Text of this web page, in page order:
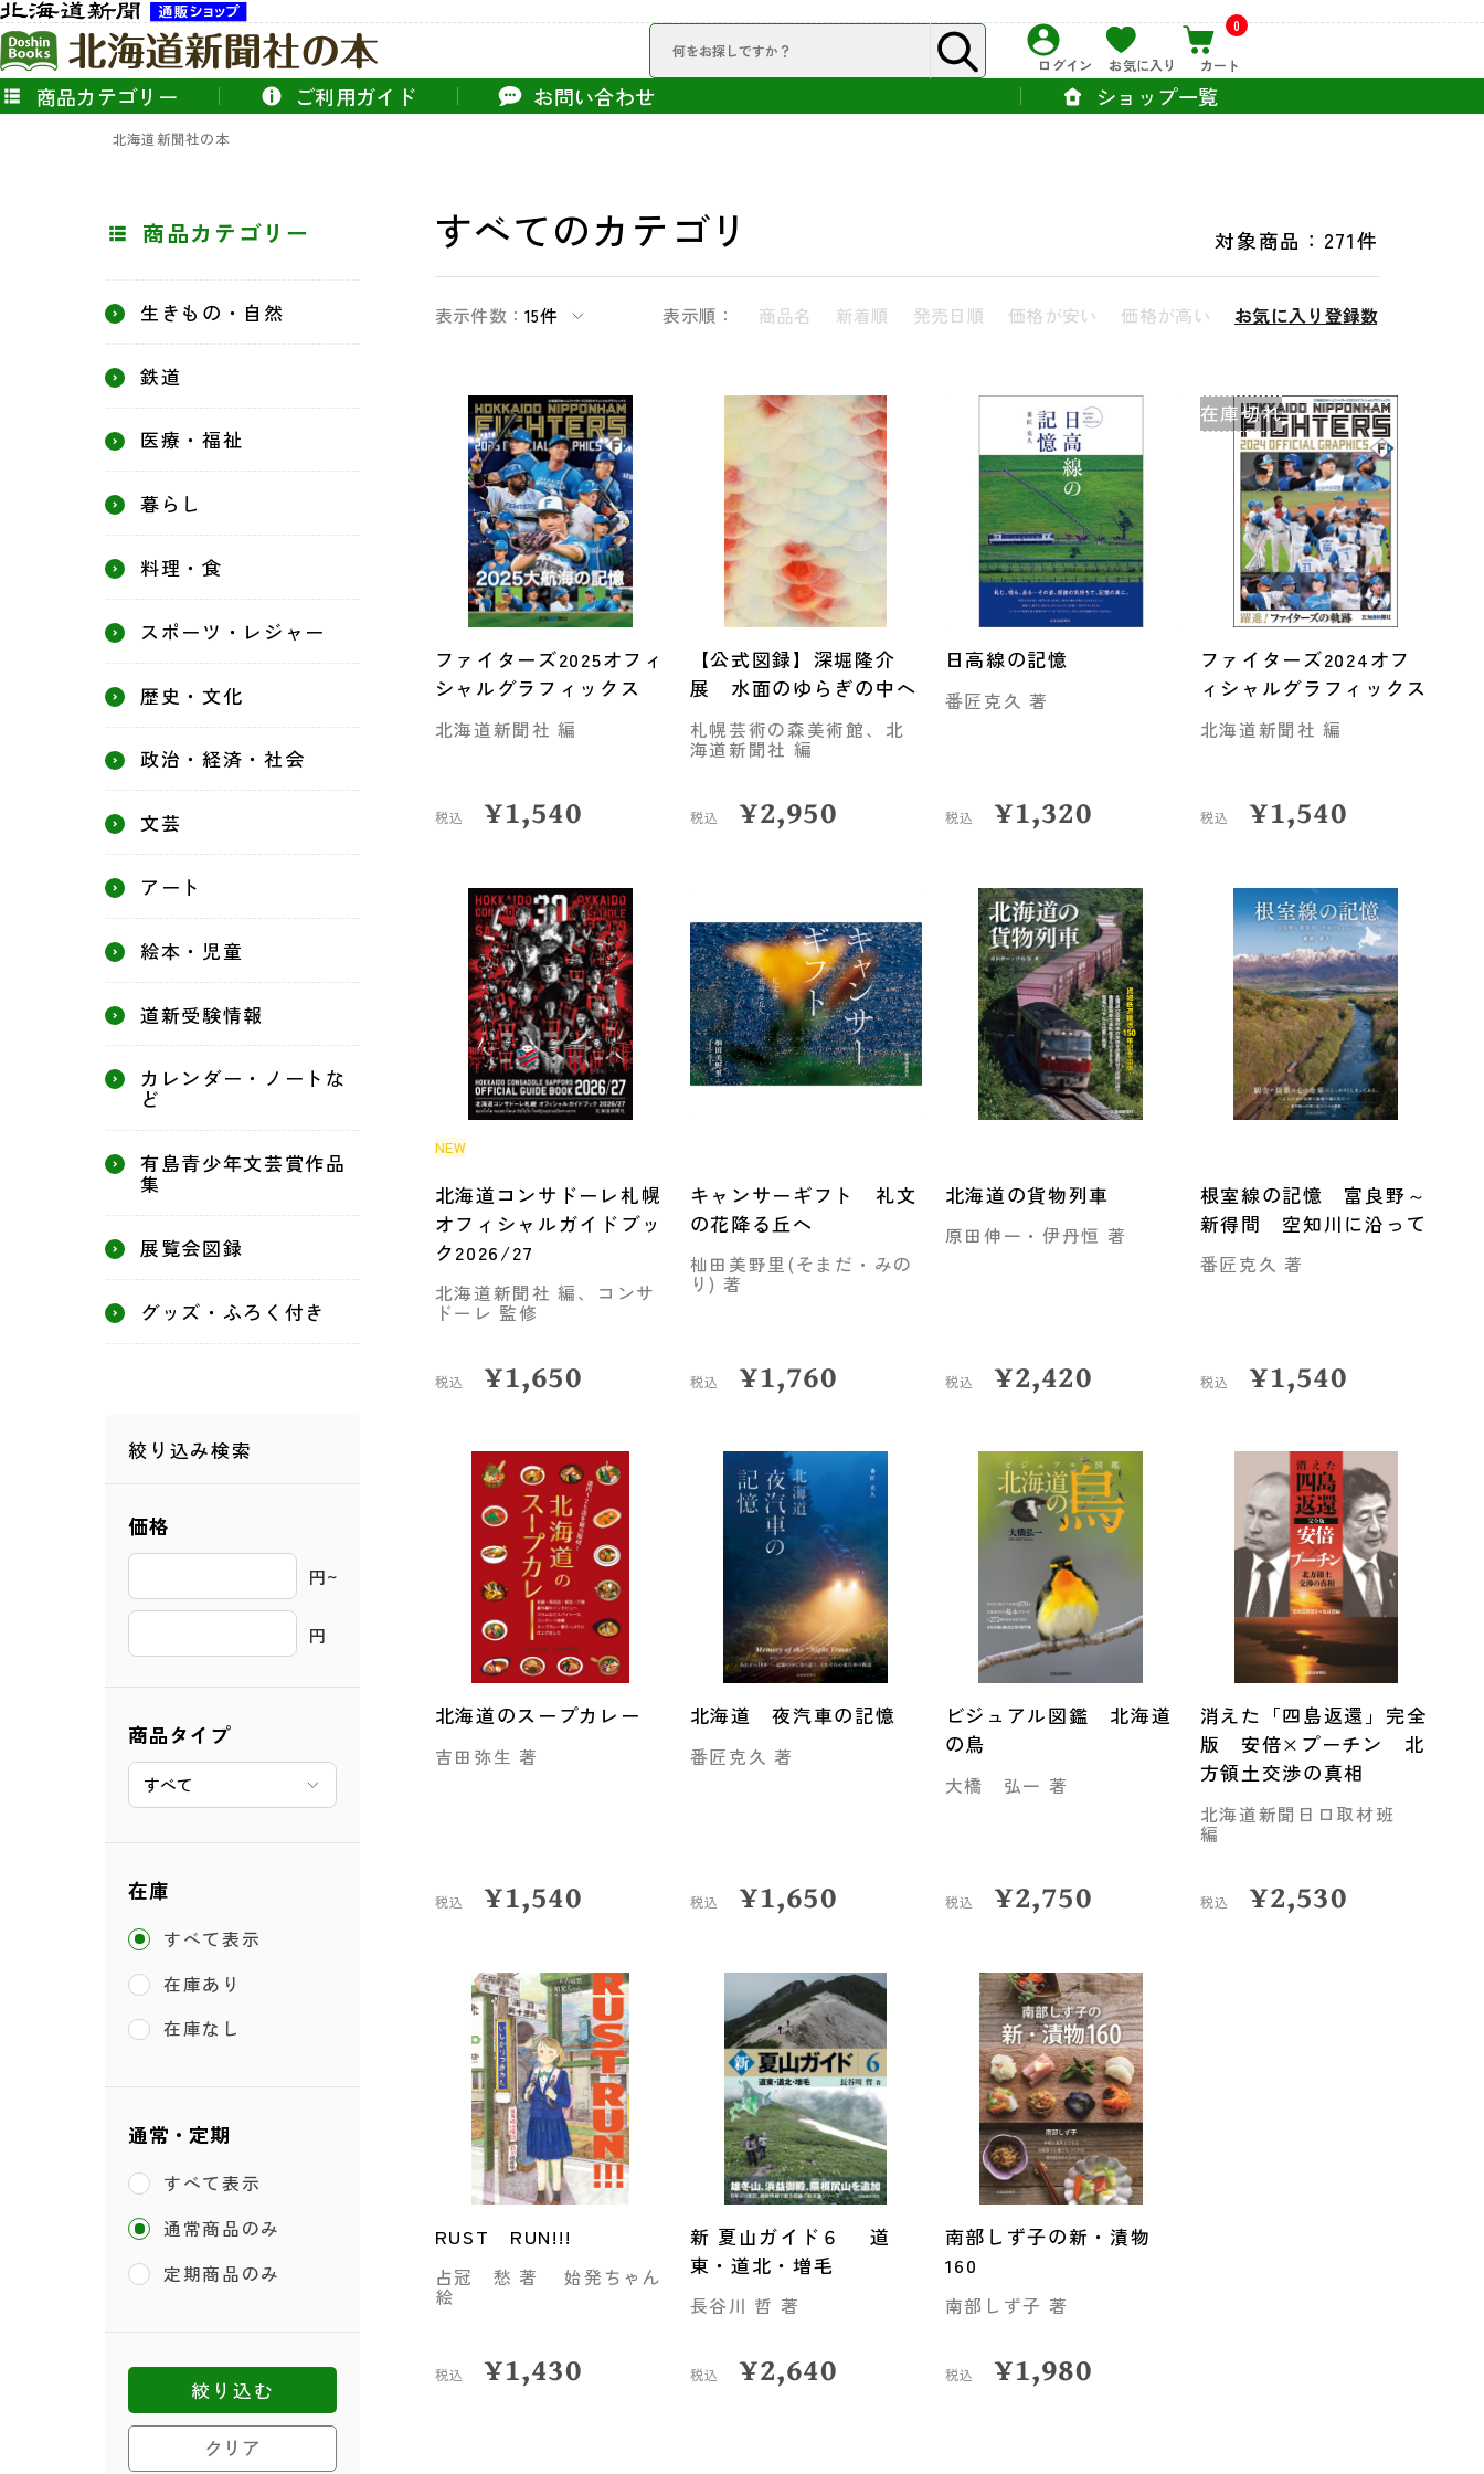
ログイン お気に入り
0
カート
商品カテゴリー ショップ一覧
ご利用ガイド お問い合わせ
北海道新聞社の本
商品カテゴリー
生きもの・自然
鉄道
医療・福祉
暮らし
料理・食
スポーツ・レジャー
歴史・文化
政治・経済・社会
文芸
アート
絵本・児童
道新受験情報
カレンダー・ノートな
ど
有島青少年文芸賞作品
集
展覧会図録
グッズ・ふろく付き
絞り込み検索
価格
円~
円
商品タイプ
在庫
すべて表示
在庫あり
在庫なし
通常・定期
すべて表示
通常商品のみ
定期商品のみ
クリア
絞り込む
すべてのカテゴリ 対象商品： 271件
表示件数：15件 表示順： 商品名 新着順 発売日順 価格が安い 価格が高い お気に入り登録数
ファイターズ2025オフィ
シャルグラフィックス
北海道新聞社 編
税込 ¥1,540
【公式図録】深堀隆介
展 水面のゆらぎの中へ
札幌芸術の森美術館、北
海道新聞社 編
税込 ¥2,950
日高線の記憶
番匠克久 著
税込 ¥1,320
在庫切れ
ファイターズ2024オフ
ィシャルグラフィックス
北海道新聞社 編
税込 ¥1,540
NEW
北海道コンサドーレ札幌
オフィシャルガイドブッ
ク2026/27
北海道新聞社 編、コンサ
ドーレ 監修
税込 ¥1,650
キャンサーギフト 礼文
の花降る丘へ
杣田美野里(そまだ・みの
り) 著
税込 ¥1,760
北海道の貨物列車
原田伸一・伊丹恒 著
税込 ¥2,420
根室線の記憶 富良野～
新得間 空知川に沿って
番匠克久 著
税込 ¥1,540
北海道のスープカレー
吉田弥生 著
税込 ¥1,540
北海道 夜汽車の記憶
番匠克久 著
税込 ¥1,650
ビジュアル図鑑 北海道
の鳥
大橋 弘一 著
税込 ¥2,750
消えた「四島返還」完全
版 安倍×プーチン 北
方領土交渉の真相
北海道新聞日ロ取材班
編
税込 ¥2,530
RUST RUN!!!
占冠 愁 著 始発ちゃん
絵
税込 ¥1,430
新 夏山ガイド６ 道
東・道北・増毛
長谷川 哲 著
税込 ¥2,640
南部しず子の新・漬物
160
南部しず子 著
税込 ¥1,980